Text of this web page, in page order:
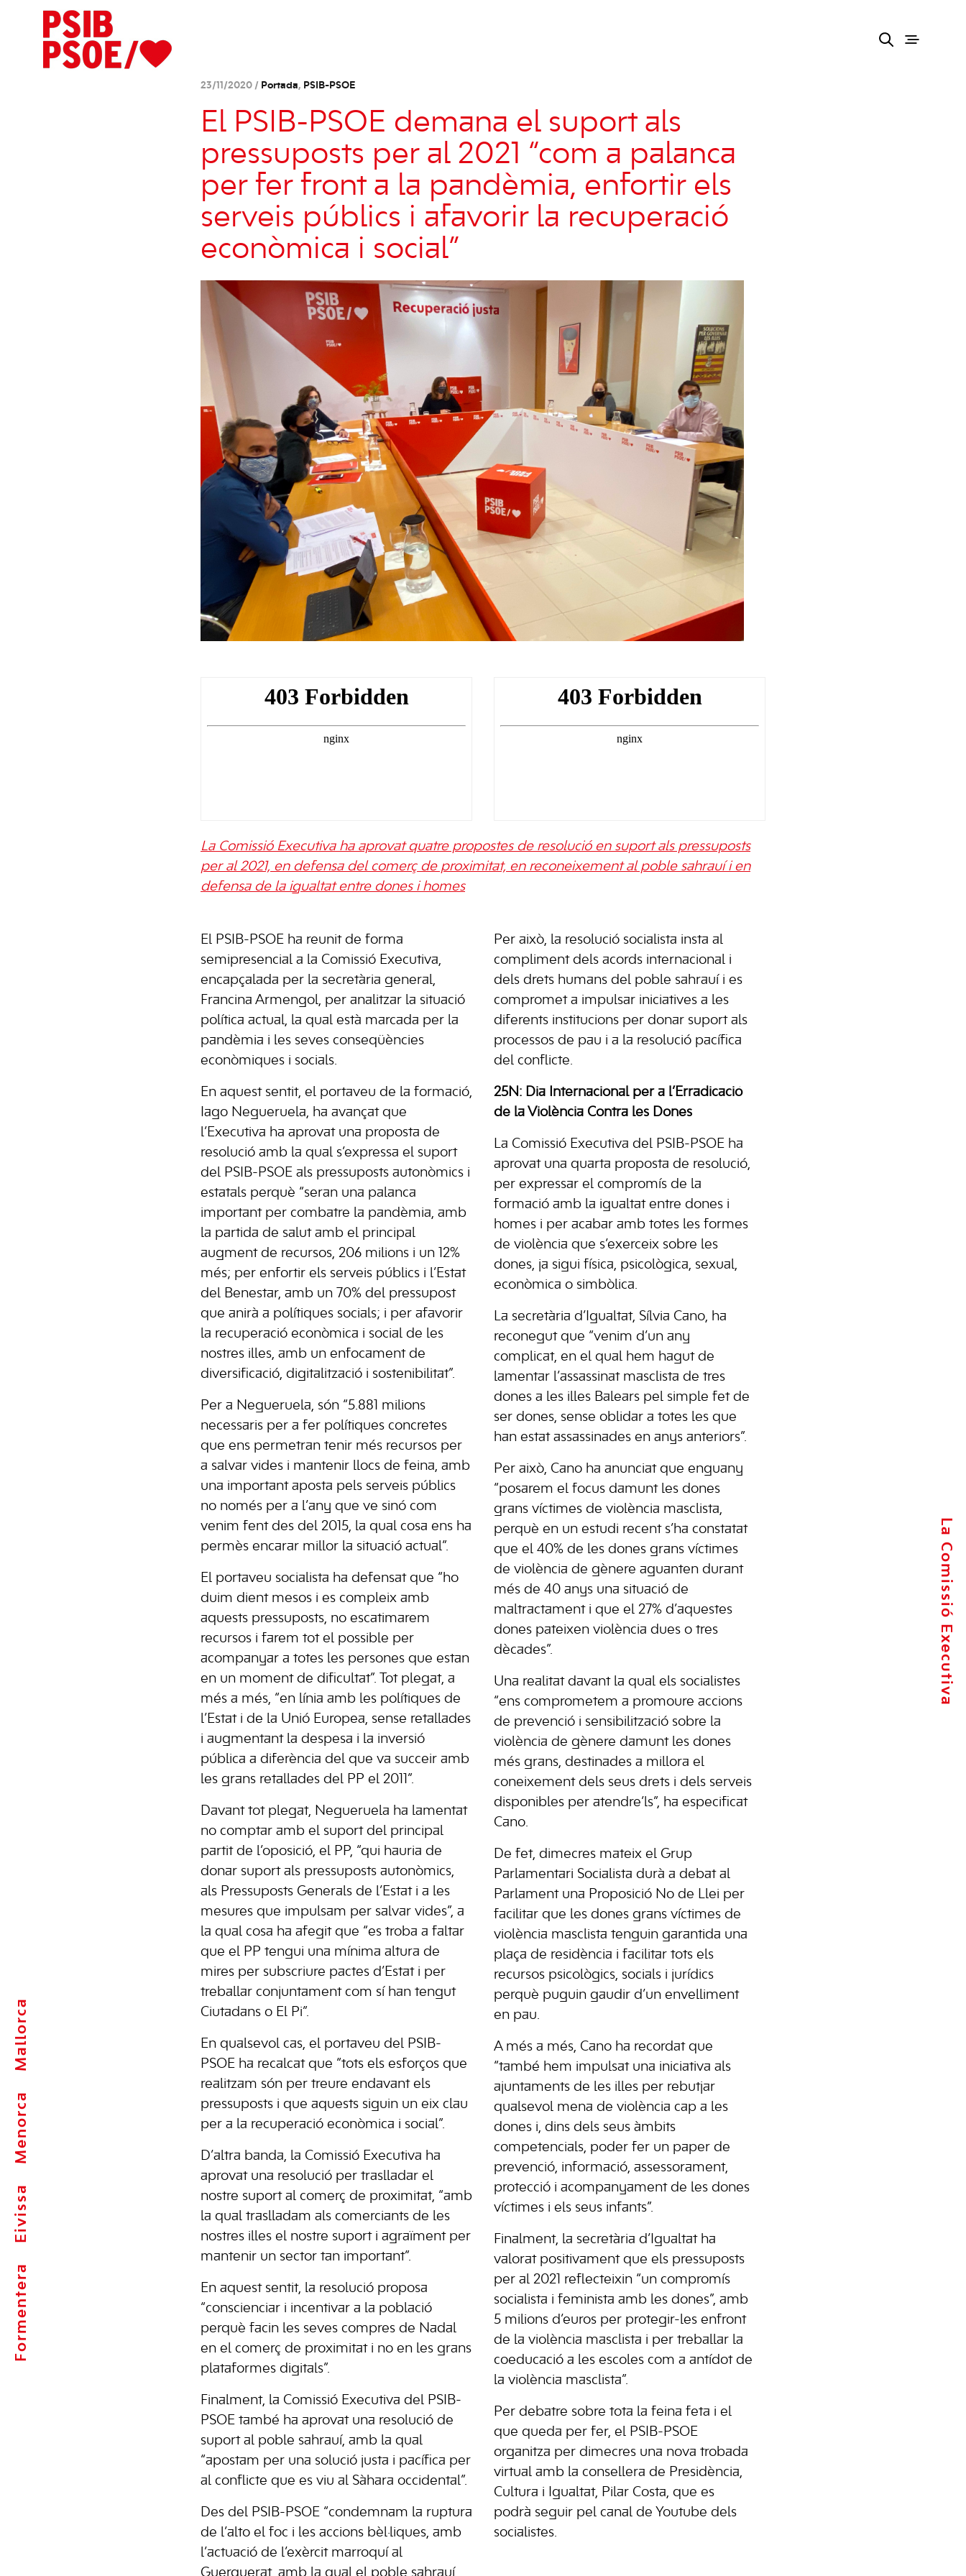
Formentera
Eivissa
Menorca
Mallorca
La Comissió Executiva
23/11/2020 / Portada, PSIB-PSOE
El PSIB-PSOE demana el suport als
pressuposts per al 2021 “com a palanca
per fer front a la pandèmia, enfortir els
serveis públics i afavorir la recuperació
econòmica i social”
La Comissió Executiva ha aprovat quatre propostes de resolució en suport als pressuposts
per al 2021, en defensa del comerç de proximitat, en reconeixement al poble sahrauí i en
defensa de la igualtat entre dones i homes
El PSIB-PSOE ha reunit de forma
semipresencial a la Comissió Executiva,
encapçalada per la secretària general,
Francina Armengol, per analitzar la situació
política actual, la qual està marcada per la
pandèmia i les seves conseqüències
econòmiques i socials.
En aquest sentit, el portaveu de la formació,
Iago Negueruela, ha avançat que
l’Executiva ha aprovat una proposta de
resolució amb la qual s’expressa el suport
del PSIB-PSOE als pressuposts autonòmics i
estatals perquè “seran una palanca
important per combatre la pandèmia, amb
la partida de salut amb el principal
augment de recursos, 206 milions i un 12%
més; per enfortir els serveis públics i l’Estat
del Benestar, amb un 70% del pressupost
que anirà a polítiques socials; i per afavorir
la recuperació econòmica i social de les
nostres illes, amb un enfocament de
diversificació, digitalització i sostenibilitat”.
Per a Negueruela, són “5.881 milions
necessaris per a fer polítiques concretes
que ens permetran tenir més recursos per
a salvar vides i mantenir llocs de feina, amb
una important aposta pels serveis públics
no només per a l’any que ve sinó com
venim fent des del 2015, la qual cosa ens ha
permès encarar millor la situació actual”.
El portaveu socialista ha defensat que “ho
duim dient mesos i es compleix amb
aquests pressuposts, no escatimarem
recursos i farem tot el possible per
acompanyar a totes les persones que estan
en un moment de dificultat”. Tot plegat, a
més a més, “en línia amb les polítiques de
l’Estat i de la Unió Europea, sense retallades
i augmentant la despesa i la inversió
pública a diferència del que va succeir amb
les grans retallades del PP el 2011”.
Davant tot plegat, Negueruela ha lamentat
no comptar amb el suport del principal
partit de l’oposició, el PP, “qui hauria de
donar suport als pressuposts autonòmics,
als Pressuposts Generals de l’Estat i a les
mesures que impulsam per salvar vides”, a
la qual cosa ha afegit que “es troba a faltar
que el PP tengui una mínima altura de
mires per subscriure pactes d’Estat i per
treballar conjuntament com sí han tengut
Ciutadans o El Pi”.
En qualsevol cas, el portaveu del PSIB-
PSOE ha recalcat que “tots els esforços que
realitzam són per treure endavant els
pressuposts i que aquests siguin un eix clau
per a la recuperació econòmica i social”.
D’altra banda, la Comissió Executiva ha
aprovat una resolució per traslladar el
nostre suport al comerç de proximitat, “amb
la qual traslladam als comerciants de les
nostres illes el nostre suport i agraïment per
mantenir un sector tan important”.
En aquest sentit, la resolució proposa
“conscienciar i incentivar a la població
perquè facin les seves compres de Nadal
en el comerç de proximitat i no en les grans
plataformes digitals”.
Finalment, la Comissió Executiva del PSIB-
PSOE també ha aprovat una resolució de
suport al poble sahrauí, amb la qual
“apostam per una solució justa i pacífica per
al conflicte que es viu al Sàhara occidental”.
Des del PSIB-PSOE “condemnam la ruptura
de l’alto el foc i les accions bèl·liques, amb
l’actuació de l’exèrcit marroquí al
Guerguerat, amb la qual el poble sahrauí
Per això, la resolució socialista insta al
compliment dels acords internacional i
dels drets humans del poble sahrauí i es
compromet a impulsar iniciatives a les
diferents institucions per donar suport als
processos de pau i a la resolució pacífica
del conflicte.
25N: Dia Internacional per a l’Erradicació
de la Violència Contra les Dones
La Comissió Executiva del PSIB-PSOE ha
aprovat una quarta proposta de resolució,
per expressar el compromís de la
formació amb la igualtat entre dones i
homes i per acabar amb totes les formes
de violència que s’exerceix sobre les
dones, ja sigui física, psicològica, sexual,
econòmica o simbòlica.
La secretària d’Igualtat, Sílvia Cano, ha
reconegut que “venim d’un any
complicat, en el qual hem hagut de
lamentar l’assassinat masclista de tres
dones a les illes Balears pel simple fet de
ser dones, sense oblidar a totes les que
han estat assassinades en anys anteriors”.
Per això, Cano ha anunciat que enguany
“posarem el focus damunt les dones
grans víctimes de violència masclista,
perquè en un estudi recent s’ha constatat
que el 40% de les dones grans víctimes
de violència de gènere aguanten durant
més de 40 anys una situació de
maltractament i que el 27% d’aquestes
dones pateixen violència dues o tres
dècades”.
Una realitat davant la qual els socialistes
“ens comprometem a promoure accions
de prevenció i sensibilització sobre la
violència de gènere damunt les dones
més grans, destinades a millora el
coneixement dels seus drets i dels serveis
disponibles per atendre’ls”, ha especificat
Cano.
De fet, dimecres mateix el Grup
Parlamentari Socialista durà a debat al
Parlament una Proposició No de Llei per
facilitar que les dones grans víctimes de
violència masclista tenguin garantida una
plaça de residència i facilitar tots els
recursos psicològics, socials i jurídics
perquè puguin gaudir d’un envelliment
en pau.
A més a més, Cano ha recordat que
“també hem impulsat una iniciativa als
ajuntaments de les illes per rebutjar
qualsevol mena de violència cap a les
dones i, dins dels seus àmbits
competencials, poder fer un paper de
prevenció, informació, assessorament,
protecció i acompanyament de les dones
víctimes i els seus infants”.
Finalment, la secretària d’Igualtat ha
valorat positivament que els pressuposts
per al 2021 reflecteixin “un compromís
socialista i feminista amb les dones”, amb
5 milions d’euros per protegir-les enfront
de la violència masclista i per treballar la
coeducació a les escoles com a antídot de
la violència masclista”.
Per debatre sobre tota la feina feta i el
que queda per fer, el PSIB-PSOE
organitza per dimecres una nova trobada
virtual amb la consellera de Presidència,
Cultura i Igualtat, Pilar Costa, que es
podrà seguir pel canal de Youtube dels
socialistes.